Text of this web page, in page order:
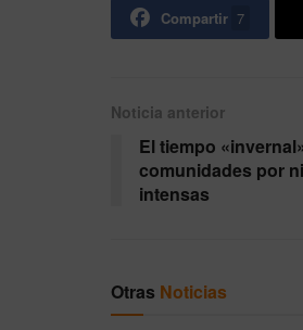
Compartir 7
Noticia anterior
El tiempo
comunidades por
intensas
Otras Noticias